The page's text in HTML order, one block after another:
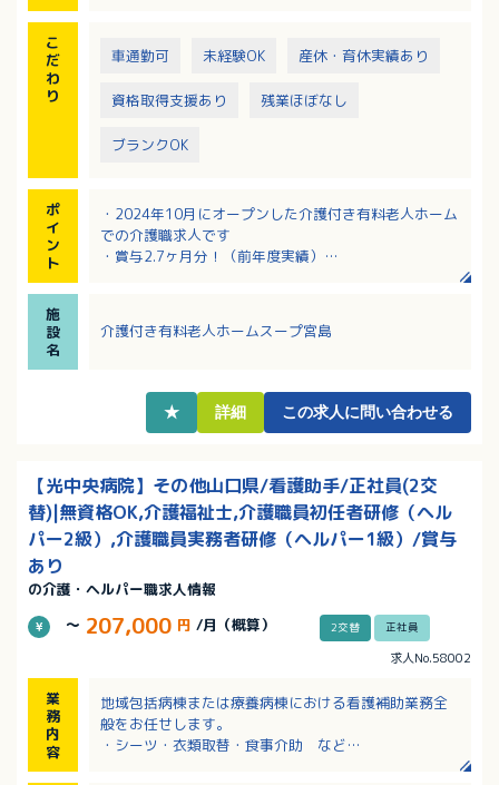
こ
だ
わ
り
車通勤可 未経験OK 産休・育休実績あり
資格取得支援あり 残業ほぼなし
ブランクOK
ポ
イ
ン
ト
・2024年10月にオープンした介護付き有料老人ホーム
での介護職求人です
・賞与2.7ヶ月分！（前年度実績）
・最新の設備もありとにかく介護職員の負担が少ない
ように配慮のされた職場！
施
設
名
介護付き有料老人ホームスープ宮島
★ 詳細 この求人に問い合わせる
【光中央病院】その他山口県/看護助手/正社員(2交
替)|無資格OK,介護福祉士,介護職員初任者研修（ヘル
パー2級）,介護職員実務者研修（ヘルパー1級）/賞与
あり
の介護・ヘルパー職求人情報
～ 207,000 円 /月（概算） 2交替 正社員
求人No.58002
業
務
内
容
地域包括病棟または療養病棟における看護補助業務全
般をお任せします。
・シーツ・衣類取替・食事介助 など